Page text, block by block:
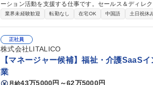
ーション活動を支援する仕事です。セールス＆ディレ
望に合わせたプロ モーション提案、新規クライアント開拓、提案後のディレクション等、顧客折衝・進行管理ま
案と実行 ※変更の範囲:当社およびAnyMindグループ各社の業務全般 募集職種 【営業(リーダ
プロモーション/インフルエンサーやSNSを起用
業界未経験歓迎 転勤なし 在宅OK 中国語 土日祝休
正社員
株式会社LITALICO
【マネージャー候補】福祉・介護SaaS
業
月給43万5000円～62万5000円